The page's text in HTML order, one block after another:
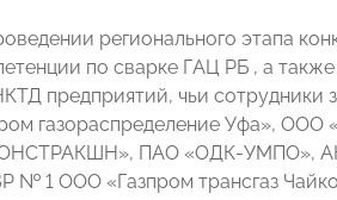
регионального этапа
по сварке ГАЦ РБ , а также
предприятий, чьи сотрудники
газораспределение Уфа», ООО
ПАО «ОДК-УМПО»,
1 ООО «Газпром трансгаз